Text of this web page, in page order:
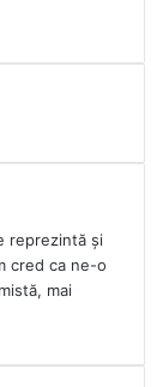
reprezintă și
cred ca ne-o
mai